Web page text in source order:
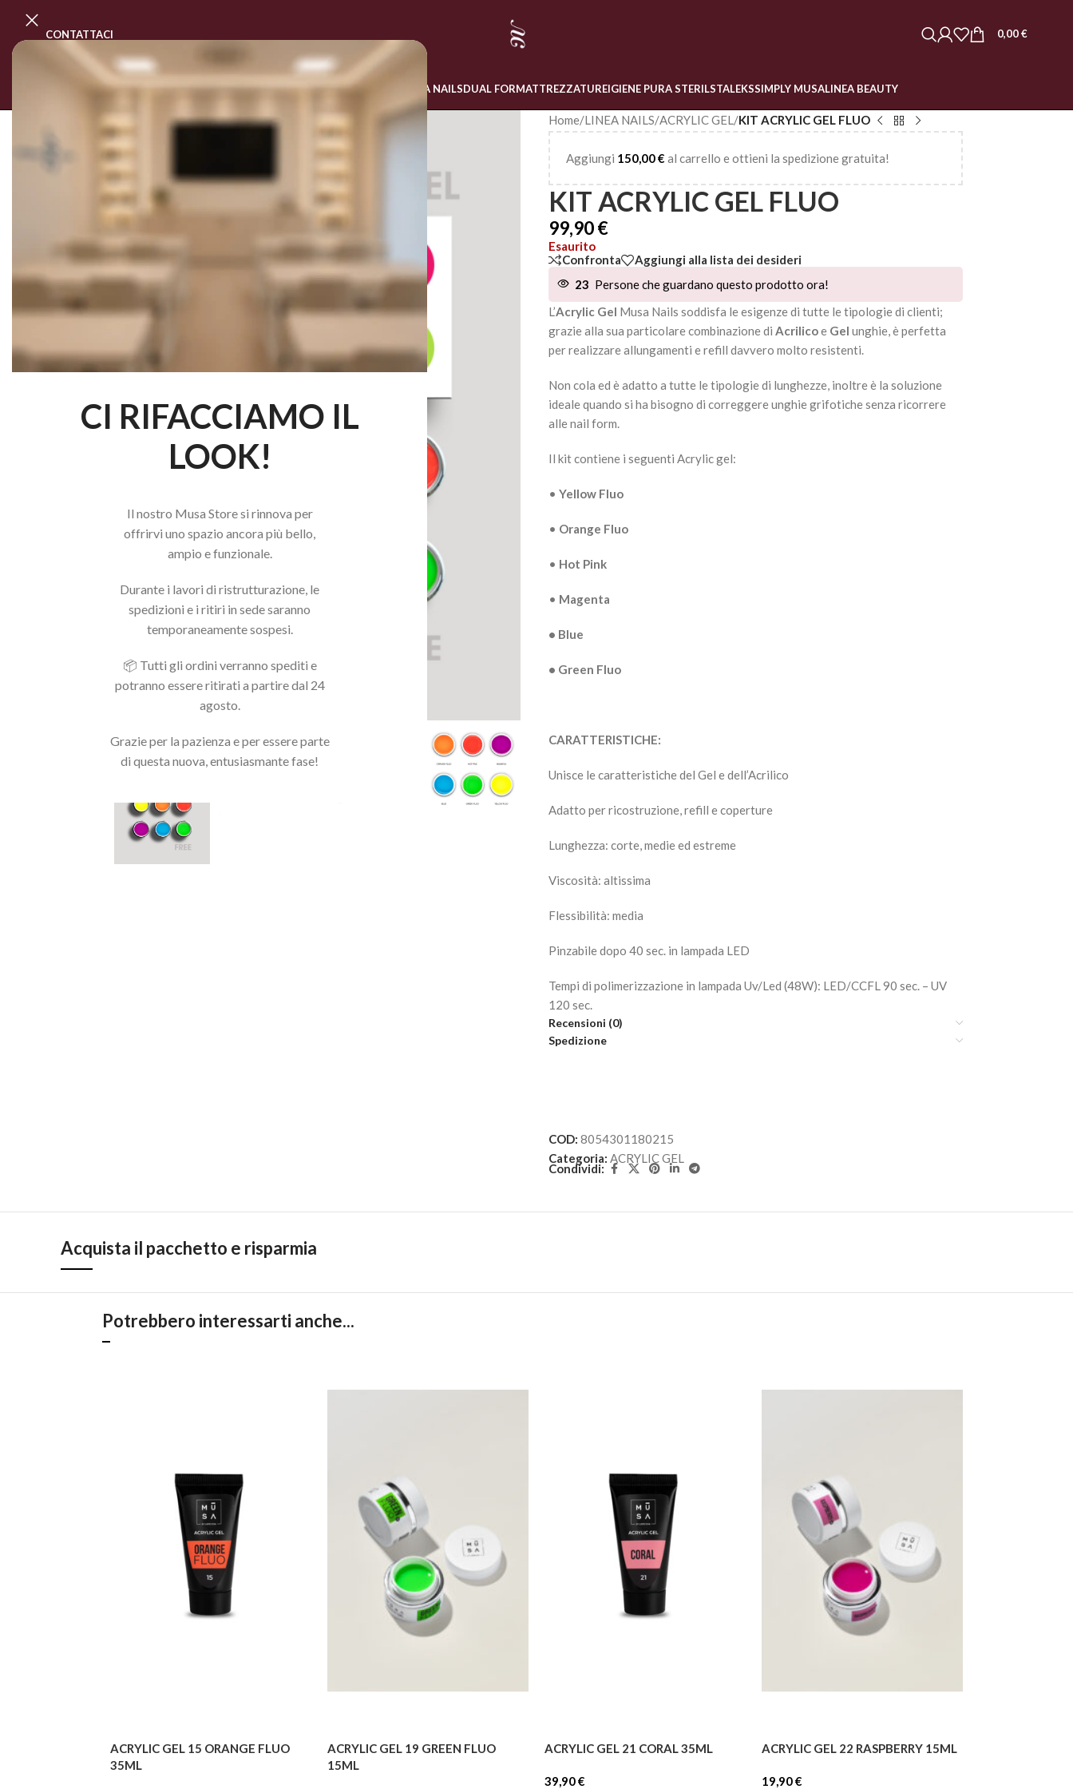
CI RIFACCIAMO IL
LOOK!
Il nostro Musa Store si rinnova per
offrirvi uno spazio ancora più bello,
ampio e funzionale.
Durante i lavori di ristrutturazione, le
spedizioni e i ritiri in sede saranno
temporaneamente sospesi.
📦 Tutti gli ordini verranno spediti e
potranno essere ritirati a partire dal 24
agosto.
Grazie per la pazienza e per essere parte
di questa nuova, entusiasmante fase!
CONTATTACI 0,00€
PROGRAMMA MASTER CLASSCORSI ONLINE LINEA NAILSDUAL FORMATTREZZATUREIGIENE PURA STERILSTALEKSSIMPLY MUSALINEA BEAUTY
Home/LINEA NAILS/ACRYLIC GEL/KIT ACRYLIC GEL FLUO
Aggiungi 150,00€ al carrello e ottieni la spedizione gratuita!
KIT ACRYLIC GEL FLUO
99,90€
Esaurito
Confronta
Aggiungi alla lista dei desideri
23 Persone che guardano questo prodotto ora!
L’Acrylic Gel Musa Nails soddisfa le esigenze di tutte le tipologie di clienti;
grazie alla sua particolare combinazione di Acrilicoe Gel unghie, è perfetta
per realizzare allungamenti e refill davvero molto resistenti.
Non cola ed è adatto a tutte le tipologie di lunghezze, inoltre è la soluzione
ideale quando si ha bisogno di correggere unghie grifotiche senza ricorrere
alle nail form.
Il kit contiene i seguenti Acrylic gel:
• Yellow Fluo
• Orange Fluo
• Hot Pink
• Magenta
• Blue
• Green Fluo
CARATTERISTICHE:
Unisce le caratteristiche del Gel e dell’Acrilico
Adatto per ricostruzione, refill e coperture
Lunghezza: corte, medie ed estreme
Viscosità: altissima
Flessibilità: media
Pinzabile dopo 40 sec. in lampada LED
Tempi di polimerizzazione in lampada Uv/Led (48W): LED/CCFL 90 sec. – UV
120 sec.
Recensioni (0)
Spedizione
COD: 8054301180215
Categoria: ACRYLIC GEL
Condividi:
Acquista il pacchetto e risparmia
Potrebbero interessarti anche...
ACRYLIC GEL 15 ORANGE FLUO
35ML
ACRYLIC GEL 19 GREEN FLUO
15ML
ACRYLIC GEL 21 CORAL 35ML
39,90€
ACRYLIC GEL 22 RASPBERRY 15ML
19,90€